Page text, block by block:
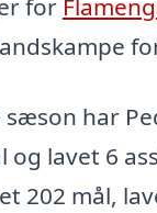
for
har
og lavet 6
202 mål,